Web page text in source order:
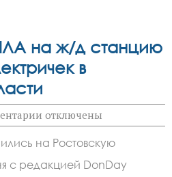
на ж/д станцию
в
к
записи
После
атаки
БПЛА
на
отключены
на Ростовскую
с редакцией DonDay